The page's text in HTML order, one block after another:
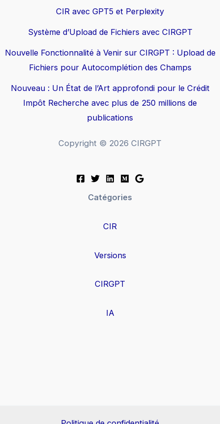
CIR avec GPT5 et Perplexity
Système d’Upload de Fichiers avec CIRGPT
Nouvelle Fonctionnalité à Venir sur CIRGPT : Upload de
Fichiers pour Autocomplétion des Champs
Nouveau : Un État de l’Art approfondi pour le Crédit
Impôt Recherche avec plus de 250 millions de
publications
Copyright © 2026 CIRGPT
Catégories
CIR
Versions
CIRGPT
IA